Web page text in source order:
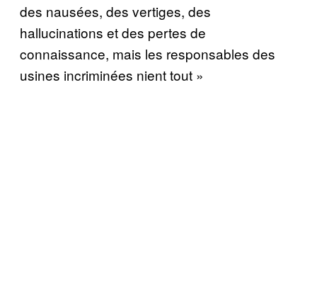
des nausées, des vertiges, des
hallucinations et des pertes de
connaissance, mais les responsables des
usines incriminées nient tout »